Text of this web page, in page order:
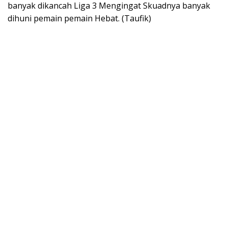
banyak dikancah Liga 3 Mengingat Skuadnya banyak
dihuni pemain pemain Hebat. (Taufik)